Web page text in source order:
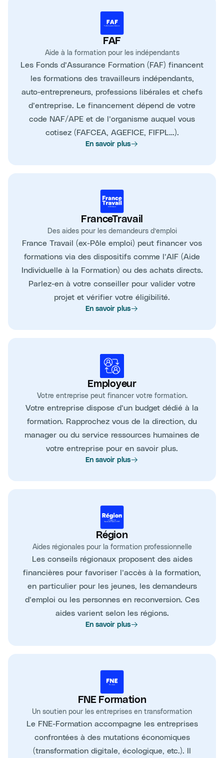
FAF
Aide à la formation pour les indépendants
Les Fonds d’Assurance Formation (FAF) financent
les formations des travailleurs indépendants,
auto-entrepreneurs, professions libérales et chefs
d’entreprise. Le financement dépend de votre
code NAF/APE et de l’organisme auquel vous
cotisez (FAFCEA, AGEFICE, FIFPL…).
En savoir plus
FranceTravail
Des aides pour les demandeurs d’emploi
France Travail (ex-Pôle emploi) peut financer vos
formations via des dispositifs comme l’AIF (Aide
Individuelle à la Formation) ou des achats directs.
Parlez-en à votre conseiller pour valider votre
projet et vérifier votre éligibilité.
En savoir plus
Employeur
Votre entreprise peut financer votre formation.
Votre entreprise dispose d’un budget dédié à la
formation. Rapprochez vous de la direction, du
manager ou du service ressources humaines de
votre entreprise pour en savoir plus.
En savoir plus
Région
Aides régionales pour la formation professionnelle
Les conseils régionaux proposent des aides
financières pour favoriser l’accès à la formation,
en particulier pour les jeunes, les demandeurs
d’emploi ou les personnes en reconversion. Ces
aides varient selon les régions.
En savoir plus
FNE Formation
Un soutien pour les entreprises en transformation
Le FNE-Formation accompagne les entreprises
confrontées à des mutations économiques
(transformation digitale, écologique, etc.). Il